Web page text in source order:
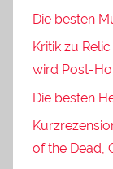
Die besten
Kritik zu
wird Post-
Die besten
of the Dead,